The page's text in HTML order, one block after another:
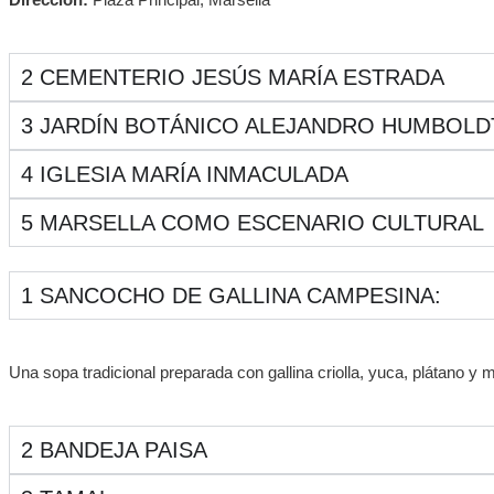
2 CEMENTERIO JESÚS MARÍA ESTRADA
3 JARDÍN BOTÁNICO ALEJANDRO
4 IGLESIA MARÍA INMACULADA
5 MARSELLA COMO ESCENARIO CULTURAL
1 SANCOCHO DE GALLINA CAMPESINA:
Una sopa tradicional preparada con gallina criolla, yuca, plátano y
2 BANDEJA PAISA